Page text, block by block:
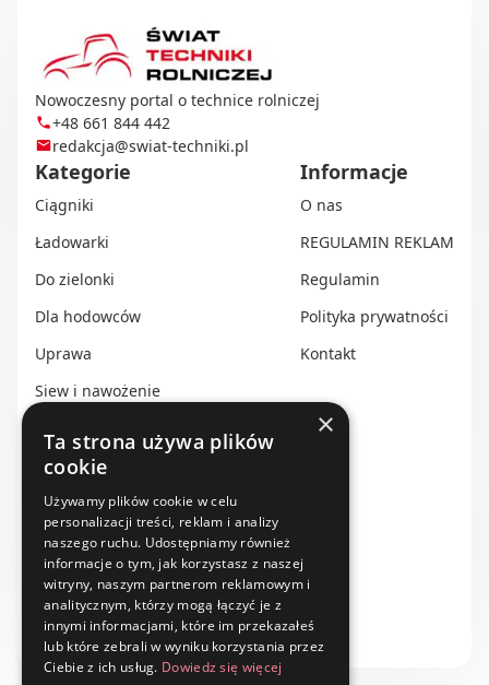
Nowoczesny portal o technice rolniczej
+48 661 844 442
redakcja@swiat-techniki.pl
Kategorie
Ciągniki
Ładowarki
Do zielonki
Dla hodowców
Uprawa
Siew i nawożenie
Transport i przechowywanie
Do zbioru
Rolnictwo precyzyjne
Dealerzy
Ze świata techniki rolniczej
Informacje
O nas
REGULAMIN REKLAM
Regulamin
Polityka prywatności
Kontakt
×
Ta strona używa plików
cookie
Używamy plików cookie w celu
personalizacji treści, reklam i analizy
naszego ruchu. Udostępniamy również
informacje o tym, jak korzystasz z naszej
witryny, naszym partnerom reklamowym i
analitycznym, którzy mogą łączyć je z
innymi informacjami, które im przekazałeś
lub które zebrali w wyniku korzystania przez
Ciebie z ich usług. Dowiedz się więcej